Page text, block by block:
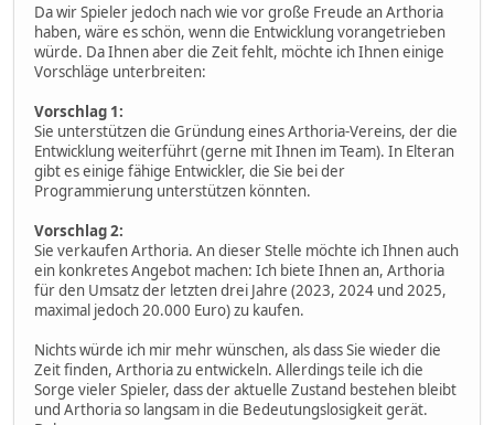
Da wir Spieler jedoch nach wie vor große Freude an Arthoria
haben, wäre es schön, wenn die Entwicklung vorangetrieben
würde. Da Ihnen aber die Zeit fehlt, möchte ich Ihnen einige
Vorschläge unterbreiten:
Vorschlag 1:
Sie unterstützen die Gründung eines Arthoria-Vereins, der die
Entwicklung weiterführt (gerne mit Ihnen im Team). In Elteran
gibt es einige fähige Entwickler, die Sie bei der
Programmierung unterstützen könnten.
Vorschlag 2:
Sie verkaufen Arthoria. An dieser Stelle möchte ich Ihnen auch
ein konkretes Angebot machen: Ich biete Ihnen an, Arthoria
für den Umsatz der letzten drei Jahre (2023, 2024 und 2025,
maximal jedoch 20.000 Euro) zu kaufen.
Nichts würde ich mir mehr wünschen, als dass Sie wieder die
Zeit finden, Arthoria zu entwickeln. Allerdings teile ich die
Sorge vieler Spieler, dass der aktuelle Zustand bestehen bleibt
und Arthoria so langsam in die Bedeutungslosigkeit gerät.